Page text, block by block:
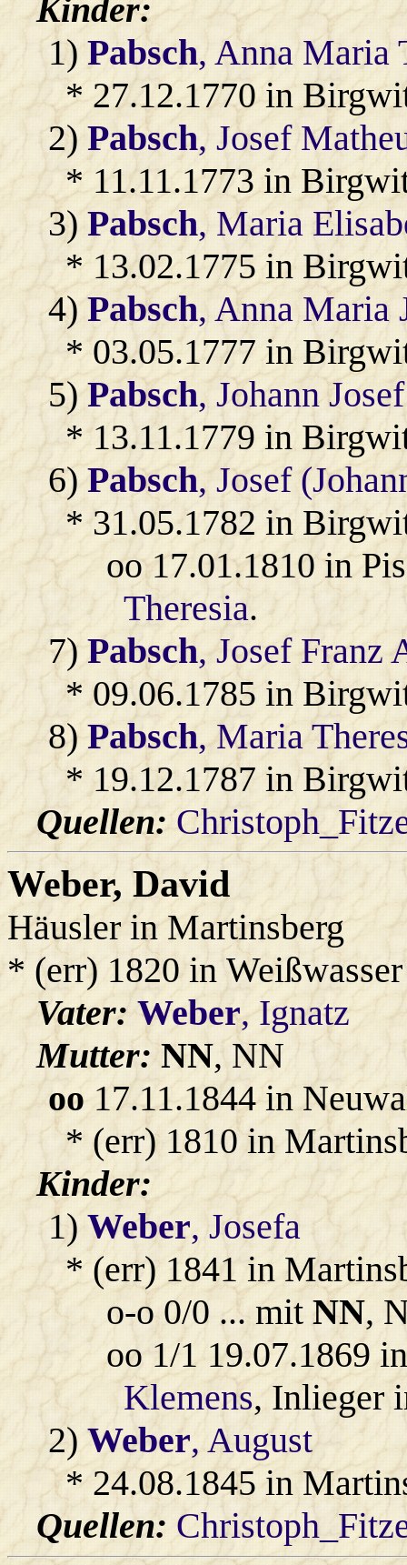
Kinder:
1)Pabsch, Anna Maria
* 27.12.1770 in
2)Pabsch, Josef
* 11.11.1773 in
3)Pabsch, Maria
* 13.02.1775 in
4)Pabsch, Anna Maria
* 03.05.1777 in
5)Pabsch, Johann Josef
* 13.11.1779 in
6)Pabsch, Josef
* 31.05.1782 in
oo 17.01.1810 in
Theresia.
7)Pabsch, Josef Franz
* 09.06.1785 in
8)Pabsch, Maria
* 19.12.1787 in
Quellen:
Weber, David
Häusler in Martinsberg
* (err) 1820 in Weißwasser
Vater:Weber, Ignatz
Mutter:NN, NN
oo17.11.1844 in
* (err) 1810 in
Kinder:
1)Weber, Josefa
* (err) 1841 in
o-o 0/0 ... mitNN,
oo 1/1 19.07.1869
Klemens, Inlieger
2)Weber, August
* 24.08.1845 in
Quellen: